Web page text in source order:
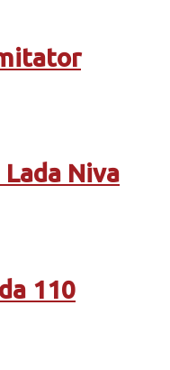
Niva
110